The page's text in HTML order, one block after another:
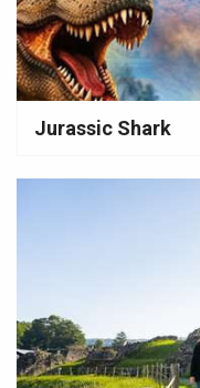
Jurassic Shark